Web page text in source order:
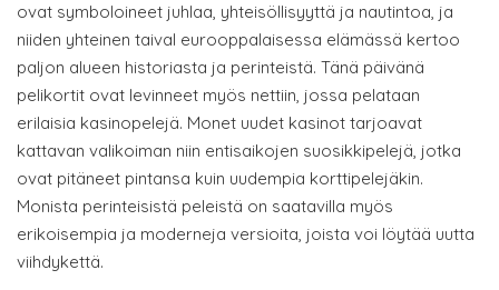
ovat symboloineet juhlaa, yhteisöllisyyttä ja nautintoa, ja
niiden yhteinen taival eurooppalaisessa elämässä kertoo
paljon alueen historiasta ja perinteistä. Tänä päivänä
pelikortit ovat levinneet myös nettiin, jossa pelataan
erilaisia kasinopelejä. Monet uudet kasinot tarjoavat
kattavan valikoiman niin entisaikojen suosikkipelejä, jotka
ovat pitäneet pintansa kuin uudempia korttipelejäkin.
Monista perinteisistä peleistä on saatavilla myös
erikoisempia ja moderneja versioita, joista voi löytää uutta
viihdykettä.